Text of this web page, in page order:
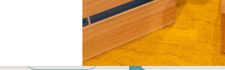
תגיות:
להמשך קריאה >